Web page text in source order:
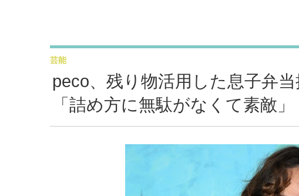
peco、残り物活用した息子弁
「詰め方に無駄がなくて素敵」
芸能